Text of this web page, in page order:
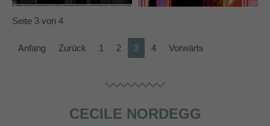
Seite 3 von 4
Anfang Zurück 1 2 3 4 Vorwärts
CECILE NORDEGG